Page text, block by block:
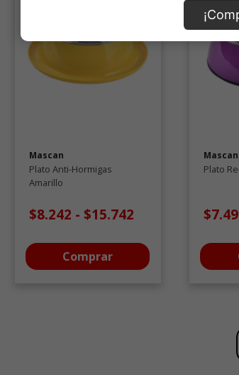
Mascan
Plato Anti-Hormigas
Amarillo
$8.242 - $15.742
Comprar
Mascan
Plato